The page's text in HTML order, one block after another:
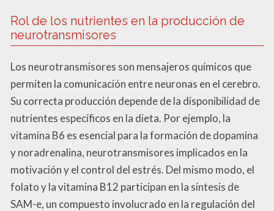
Rol de los nutrientes en la producción de
neurotransmisores
Los neurotransmisores son mensajeros químicos que
permiten la comunicación entre neuronas en el cerebro.
Su correcta producción depende de la disponibilidad de
nutrientes específicos en la dieta. Por ejemplo, la
vitamina B6 es esencial para la formación de dopamina
y noradrenalina, neurotransmisores implicados en la
motivación y el control del estrés. Del mismo modo, el
folato y la vitamina B12 participan en la síntesis de
SAM-e, un compuesto involucrado en la regulación del